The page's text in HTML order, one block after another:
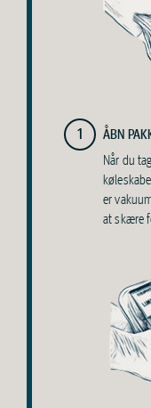
1
ÅBN
Når du
er
at skære